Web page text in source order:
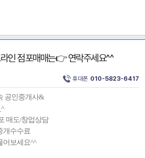
인 점포매매는👉 연락주세요^^
휴대폰 010-5823-6417
공인중개사&
매도/창업상담
개수수료
어보세요^^